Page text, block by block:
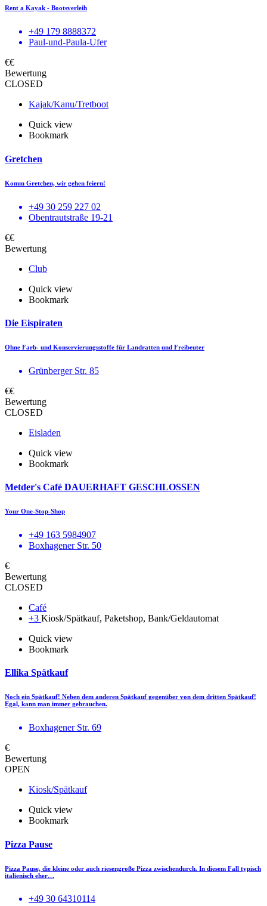
Rent a Kayak - Bootsverleih
+49 179 8888372
Paul-und-Paula-Ufer
€€
Bewertung
CLOSED
Kajak/Kanu/Tretboot
Quick view
Bookmark
Gretchen
Komm Gretchen, wir gehen feiern!
+49 30 259 227 02
Obentrautstraße 19-21
€€
Bewertung
Club
Quick view
Bookmark
Die Eispiraten
Ohne Farb- und Konservierungsstoffe für Landratten und Freibeuter
Grünberger Str. 85
€€
Bewertung
CLOSED
Eisladen
Quick view
Bookmark
Metder's Café DAUERHAFT GESCHLOSSEN
Your One-Stop-Shop
+49 163 5984907
Boxhagener Str. 50
€
Bewertung
CLOSED
Café
+3 Kiosk/Spätkauf, Paketshop, Bank/Geldautomat
Quick view
Bookmark
Ellika Spätkauf
Noch ein Spätkauf! Neben dem anderen Spätkauf gegenüber von dem dritten Spätkauf!
Egal, kann man immer gebrauchen.
Boxhagener Str. 69
€
Bewertung
OPEN
Kiosk/Spätkauf
Quick view
Bookmark
Pizza Pause
Pizza Pause, die kleine oder auch riesengroße Pizza zwischendurch. In diesem Fall typisch
italienisch eher…
+49 30 64310114